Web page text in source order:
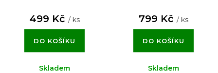
499 Kč / ks
DO KOŠÍKU
Skladem
799 Kč / ks
DO KOŠÍKU
Skladem